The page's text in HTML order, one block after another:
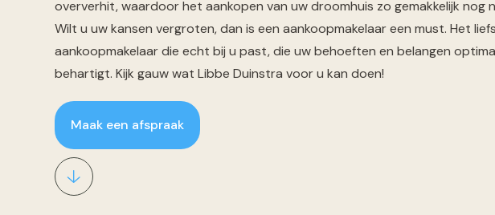
oververhit, waardoor het aankopen van uw droomhuis zo gemakkelijk nog
Wilt u uw kansen vergroten, dan is een aankoopmakelaar een must. Het
aankoopmakelaar die echt bij u past, die uw behoeften en belangen
behartigt. Kijk gauw wat Libbe Duinstra voor u kan doen!
Maak een afspraak